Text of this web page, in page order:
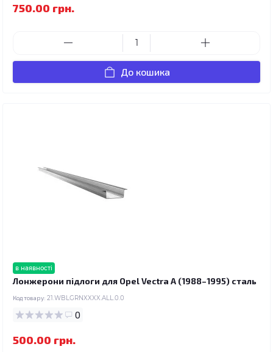
750.00 грн.
До кошика
в наявності
Лонжерони підлоги для Opel Vectra A (1988–1995) сталь
Код товару: 21.WBLGRNXXXX.ALL.0.0
0
500.00 грн.